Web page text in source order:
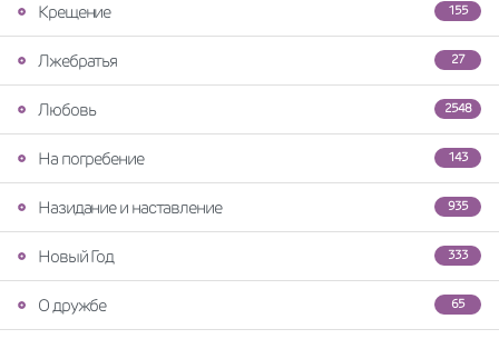
155
Крещение
27
Лжебратья
2548
Любовь
143
На погребение
935
Назидание и наставление
333
Новый Год
65
О дружбе